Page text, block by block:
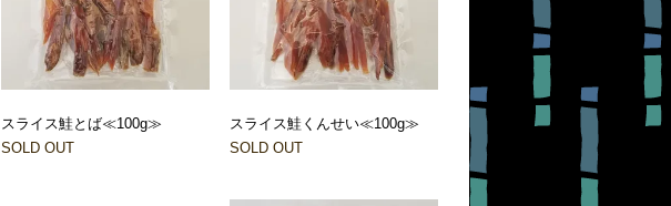
スライス鮭とば≪100g≫
SOLD OUT
スライス鮭くんせい≪100g≫
SOLD OUT